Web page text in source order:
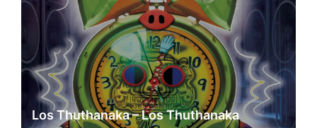
Los Thuthanaka – Los Thuthanaka